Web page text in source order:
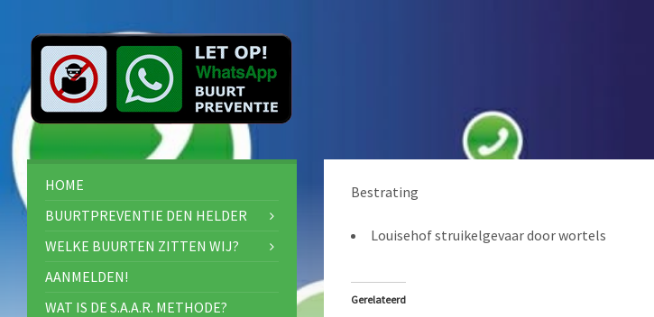
Bestrating
Louisehof struikelgevaar door wortels
Gerelateerd
HOME
BUURTPREVENTIE DEN HELDER
WELKE BUURTEN ZITTEN WIJ?
AANMELDEN!
WAT IS DE S.A.A.R. METHODE?